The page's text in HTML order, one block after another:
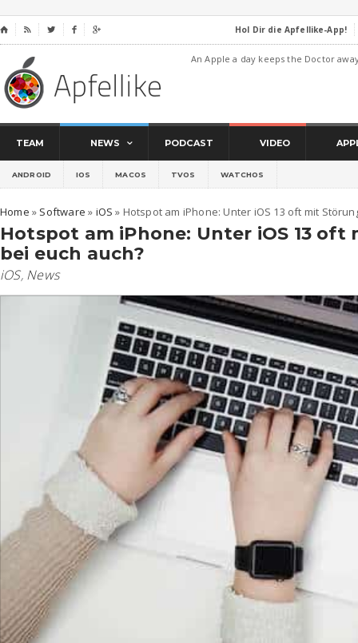
⌂     Hol Dir die Apfellike-App!
An Apple a day keeps the Doctor
TEAM NEWS PODCAST VIDEO
ANDROID IOS MACOS TVOS WATCHOS
Home » Software » iOS » Hotspot am iPhone: Unter iOS 13 oft mit
Hotspot am iPhone: Unter iOS 13
bei euch auch?
iOS, News